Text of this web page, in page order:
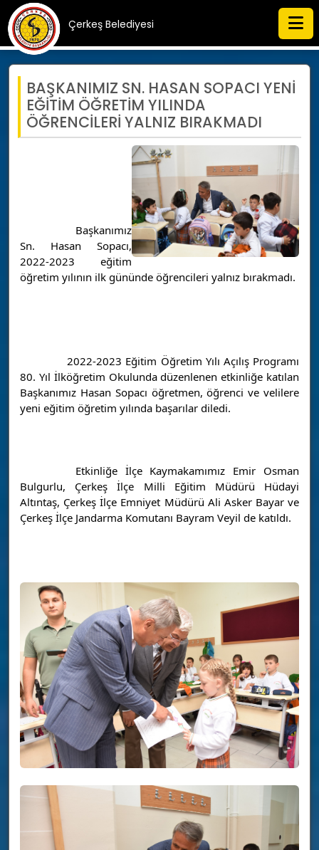
Çerkeş Belediyesi
BAŞKANIMIZ SN. HASAN SOPACI YENİ
EĞİTİM ÖĞRETİM YILINDA
ÖĞRENCİLERİ YALNIZ BIRAKMADI
Sn. Hasan Sopacı,
2022-2023 eğitim
öğretim yılının ilk gününde öğrencileri yalnız bırakmadı.
80. Yıl İlköğretim Okulunda düzenlenen etkinliğe katılan
Başkanımız Hasan Sopacı öğretmen, öğrenci ve velilere
yeni eğitim öğretim yılında başarılar diledi.
Bulgurlu, Çerkeş İlçe Milli Eğitim Müdürü Hüdayi
Altıntaş, Çerkeş İlçe Emniyet Müdürü Ali Asker Bayar ve
Çerkeş İlçe Jandarma Komutanı Bayram Veyil de katıldı.